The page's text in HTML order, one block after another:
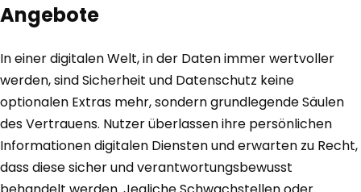
Angebote
In einer digitalen Welt, in der Daten immer wertvoller
werden, sind Sicherheit und Datenschutz keine
optionalen Extras mehr, sondern grundlegende Säulen
des Vertrauens. Nutzer überlassen ihre persönlichen
Informationen digitalen Diensten und erwarten zu Recht,
dass diese sicher und verantwortungsbewusst